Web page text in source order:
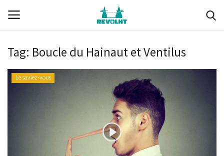
Revolht
Ils nous soutiennent
Tag: Boucle du Hainaut et Ventilus
Le saviez-vous